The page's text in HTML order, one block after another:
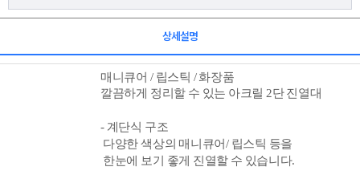
상세설명
매니큐어 / 립스틱 / 화장품
깔끔하게 정리할 수 있는 아크릴 2단 진열대
- 계단식 구조
다양한 색상의 매니큐어/ 립스틱 등을
한눈에 보기 좋게 진열할 수 있습니다.